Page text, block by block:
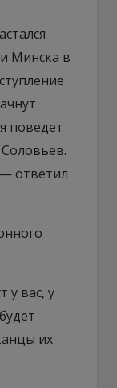
Минска в
поведет
ответил
у вас, у
их